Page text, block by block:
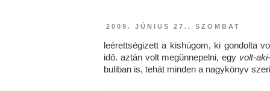
2009. JÚNIUS 27., SZOMBAT
leérettségizett a kishúgom, ki gondolta
idő. aztán volt megünnepelni, egy volt-
buliban is, tehát minden a nagykönyv